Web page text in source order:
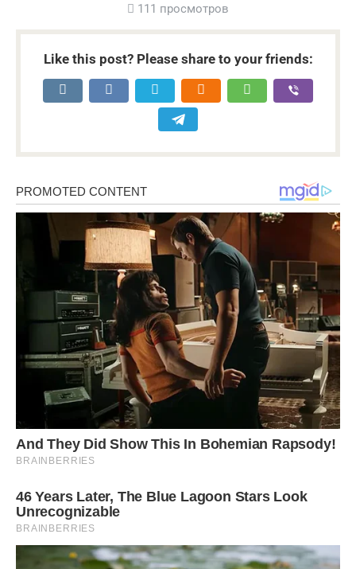
111 просмотров
Like this post? Please share to your friends: